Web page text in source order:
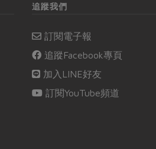
追蹤我們
訂閱電子報
追蹤Facebook專頁
加入LINE好友
訂閱YouTube頻道